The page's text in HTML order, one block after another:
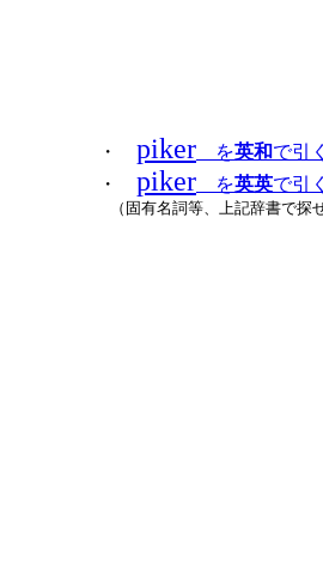
・ piker を英和で引
・ piker を英英で引
（固有名詞等、上記辞書で探